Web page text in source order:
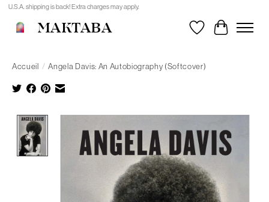
U.S.A. shipping is back! Extra charges may apply.
MAKTABA Liste de souhaits
Panier
Accueil / Angela Davis: An Autobiography (Softcover)